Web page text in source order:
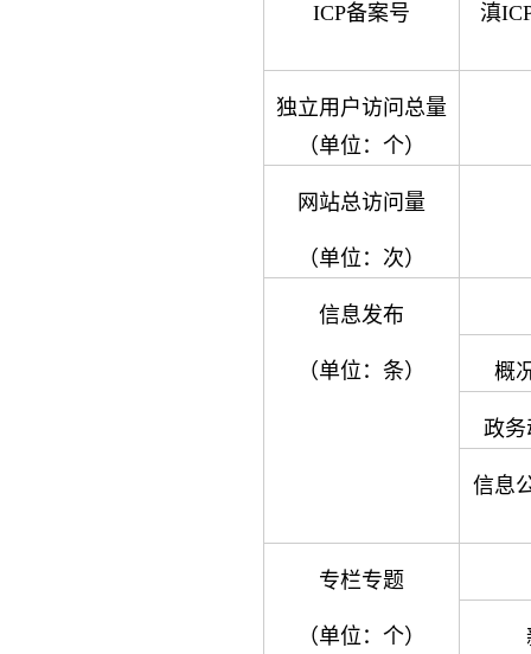
ICP备案号 滇
独立用户访问总量
（单位：个）
网站总访问量
（单位：次）
信息发布
（单位：条） 概
政务
信息
专栏专题
（单位：个）